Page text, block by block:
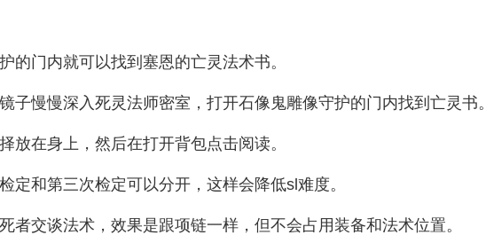
的门内就可以找到塞恩的亡灵法术书。
子慢慢深入死灵法师密室 ，打开石像鬼雕像守护的门内找到亡灵书。
放在身上，然后在打开背包点击阅读。
定和第三次检定可以分开，这样会降低sl难度。
者交谈法术 ，效果是跟项链一样，但不会占用装备和法术位置。